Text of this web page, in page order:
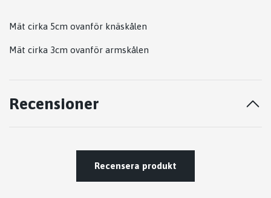
Mät cirka 5cm ovanför knäskålen
Mät cirka 3cm ovanför armskålen
Recensioner
Recensera produkt